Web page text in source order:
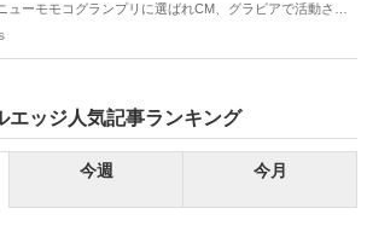
ューモモコグランプリに選ばれCM、グラビアで活動され
恵実子さん。2010年3月頃まではラジオDJを担当されてい
エッジ人気記事ランキング
今週 今月